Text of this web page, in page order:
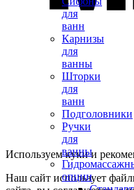
для
ванн
Карнизы
для
ванны
Шторки
для
ванн
Подголовники
Ручки
для
ванны
опции
Используем куки и
Наш сайт использует